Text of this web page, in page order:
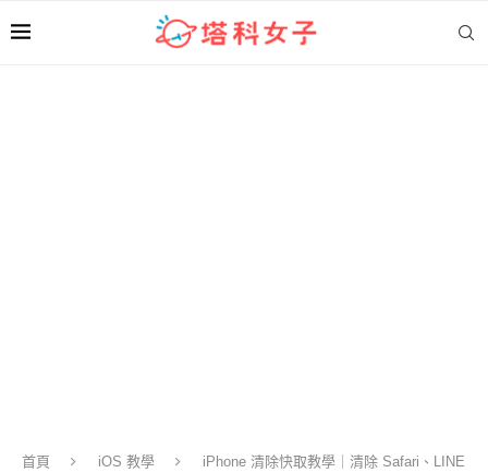
首頁 iOS 教學
iPhone 清除快取教學｜清除 Safari、LINE